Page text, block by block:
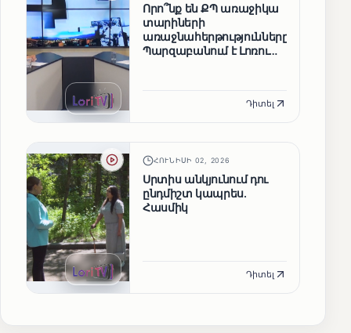
Որո՞նք են ՔՊ առաջիկա
տարիների
առաջնահերթությունները.
Պարզաբանում է Լոռու
Դիտել
ՀՈՒՆԻՍԻ 02, 2026
Սրտիս անկյունում դու
ընդմիշտ կապրես.
Հասմիկ
Դիտել